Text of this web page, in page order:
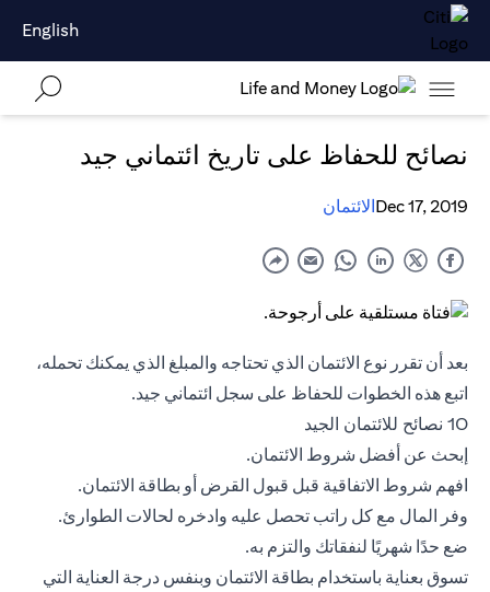
English
نصائح للحفاظ على تاريخ ائتماني جيد
Dec 17, 2019الائتمان
بعد أن تقرر نوع الائتمان الذي تحتاجه والمبلغ الذي يمكنك تحمله،
اتبع هذه الخطوات للحفاظ على سجل ائتماني جيد.
10 نصائح للائتمان الجيد
إبحث عن أفضل شروط الائتمان.
افهم شروط الاتفاقية قبل قبول القرض أو بطاقة الائتمان.
وفر المال مع كل راتب تحصل عليه وادخره لحالات الطوارئ.
ضع حدًا شهريًا لنفقاتك والتزم به.
تسوق بعناية باستخدام بطاقة الائتمان وبنفس درجة العناية التي